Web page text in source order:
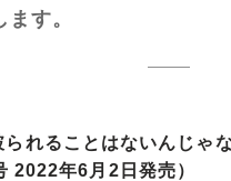
す。
れることはないんじゃな
2022年6月2日発売）